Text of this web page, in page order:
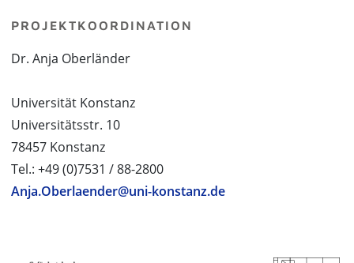
PROJEKTKOORDINATION
Dr. Anja Oberländer
Universität Konstanz
Universitätsstr. 10
78457 Konstanz
Tel.: +49 (0)7531 / 88-2800
Anja.Oberlaender@uni-konstanz.de